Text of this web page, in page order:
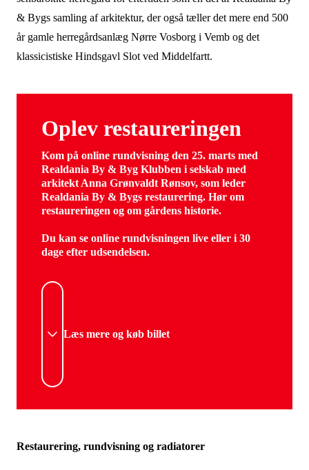
& Bygs samling af arkitektur, der også tæller det mere end 500
år gamle herregårdsanlæg Nørre Vosborg i Vemb og det
klassicistiske Hindsgavl Slot ved Middelfartt.
Oplev restaureringen
Kom på online rundvisning den 25. marts med
Realdania By & Byg Klubben i selskab med
arkitekt Anna Grønvaldt Rønsov, som leder
Realdania By & Bygs restaurering. Hør om
restaureringen og om gårdens historie.
Du kan se online rundvisningen live eller i 30
dage efter udsendelsen.
Læs mere og køb billet
Restaurering, rundvisning og radiatorer